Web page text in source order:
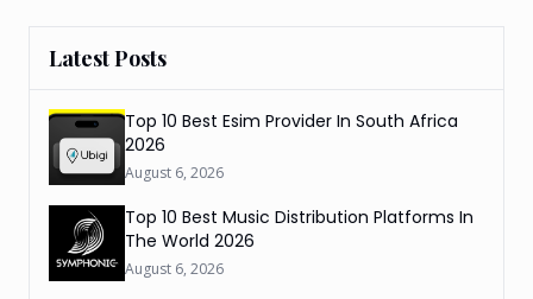
Latest Posts
Top 10 Best Esim Provider In South Africa
2026
August 6, 2026
Top 10 Best Music Distribution Platforms In
The World 2026
August 6, 2026